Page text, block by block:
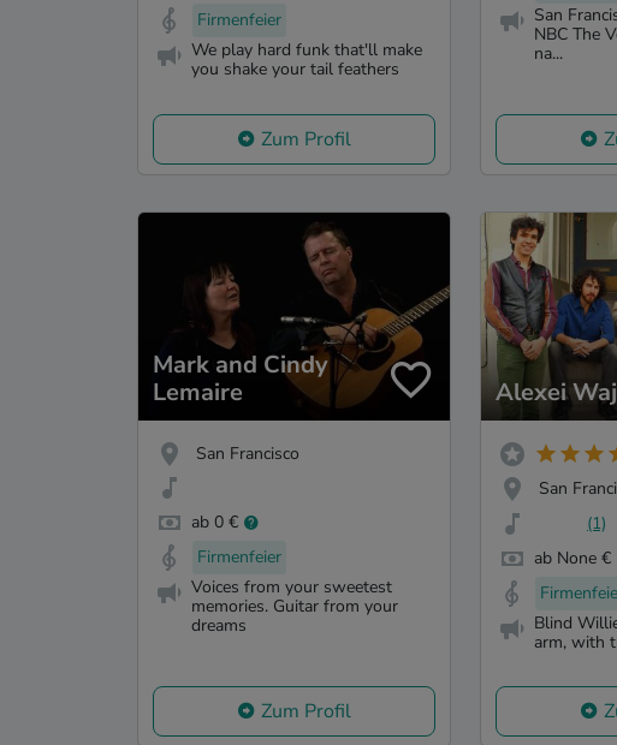
Firmenfeier
We play hard funk that'll make
you shake your tail feathers
Zum Profil
San
NBC The
na...
Mark and Cindy
Lemaire
San Francisco
ab 0 €
Firmenfeier
Voices from your sweetest
memories. Guitar from your
dreams
Zum Profil
Alexei
San
(1)
ab None €
Blind
arm, with